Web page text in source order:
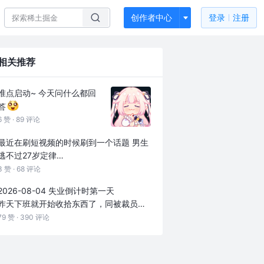
创作者中心 登录 注册
关推荐
点启动~ 今天问什么都回
赞 · 89 评论
近在刷短视频的时候刷到一个话题 男生
不过27岁定律
个27岁的男生亦或是女生生活大概是怎
赞 · 68 评论
08-04 失业倒计时第一天
天下班就开始收拾东西了，同被裁员的
事看到后说你动作这么快吗
赞 · 390 评论